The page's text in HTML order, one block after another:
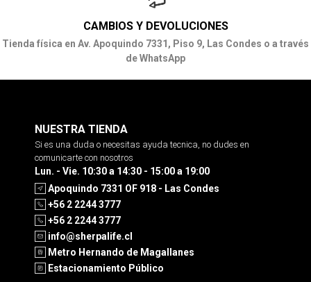
CAMBIOS Y DEVOLUCIONES
Tienda física en Av. Apoquindo 7331, Piso 9, Las Condes o a través
de WhatsApp
NUESTRA TIENDA
Si es una duda o necesitas ayuda tecnica, no dudes en
comunicarte con nosotros
Lun. - Vie. 10:30 a 14:30 - 15:00 a 19:00
Apoquindo 7331 OF 918 - Las Condes
+56 2 2244 3777
+56 2 2244 3777
info@sherpalife.cl
Metro Hernando de Magallanes
Estacionamiento Público